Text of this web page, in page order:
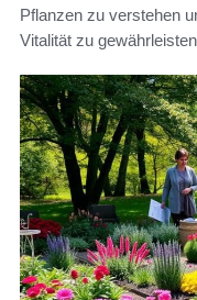
Pflanzen zu verstehen
Vitalität zu